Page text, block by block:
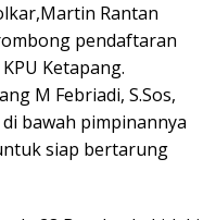
Rantan
pendaftaran
Ketapang.
M Febriadi, S.Sos,
bawah pimpinannya
siap bertarung